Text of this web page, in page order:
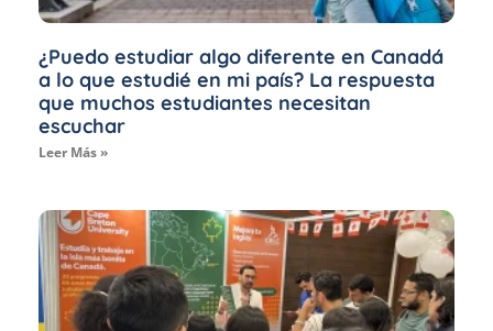
¿Puedo estudiar algo diferente en Canadá
a lo que estudié en mi país? La respuesta
que muchos estudiantes necesitan
escuchar
Leer Más »